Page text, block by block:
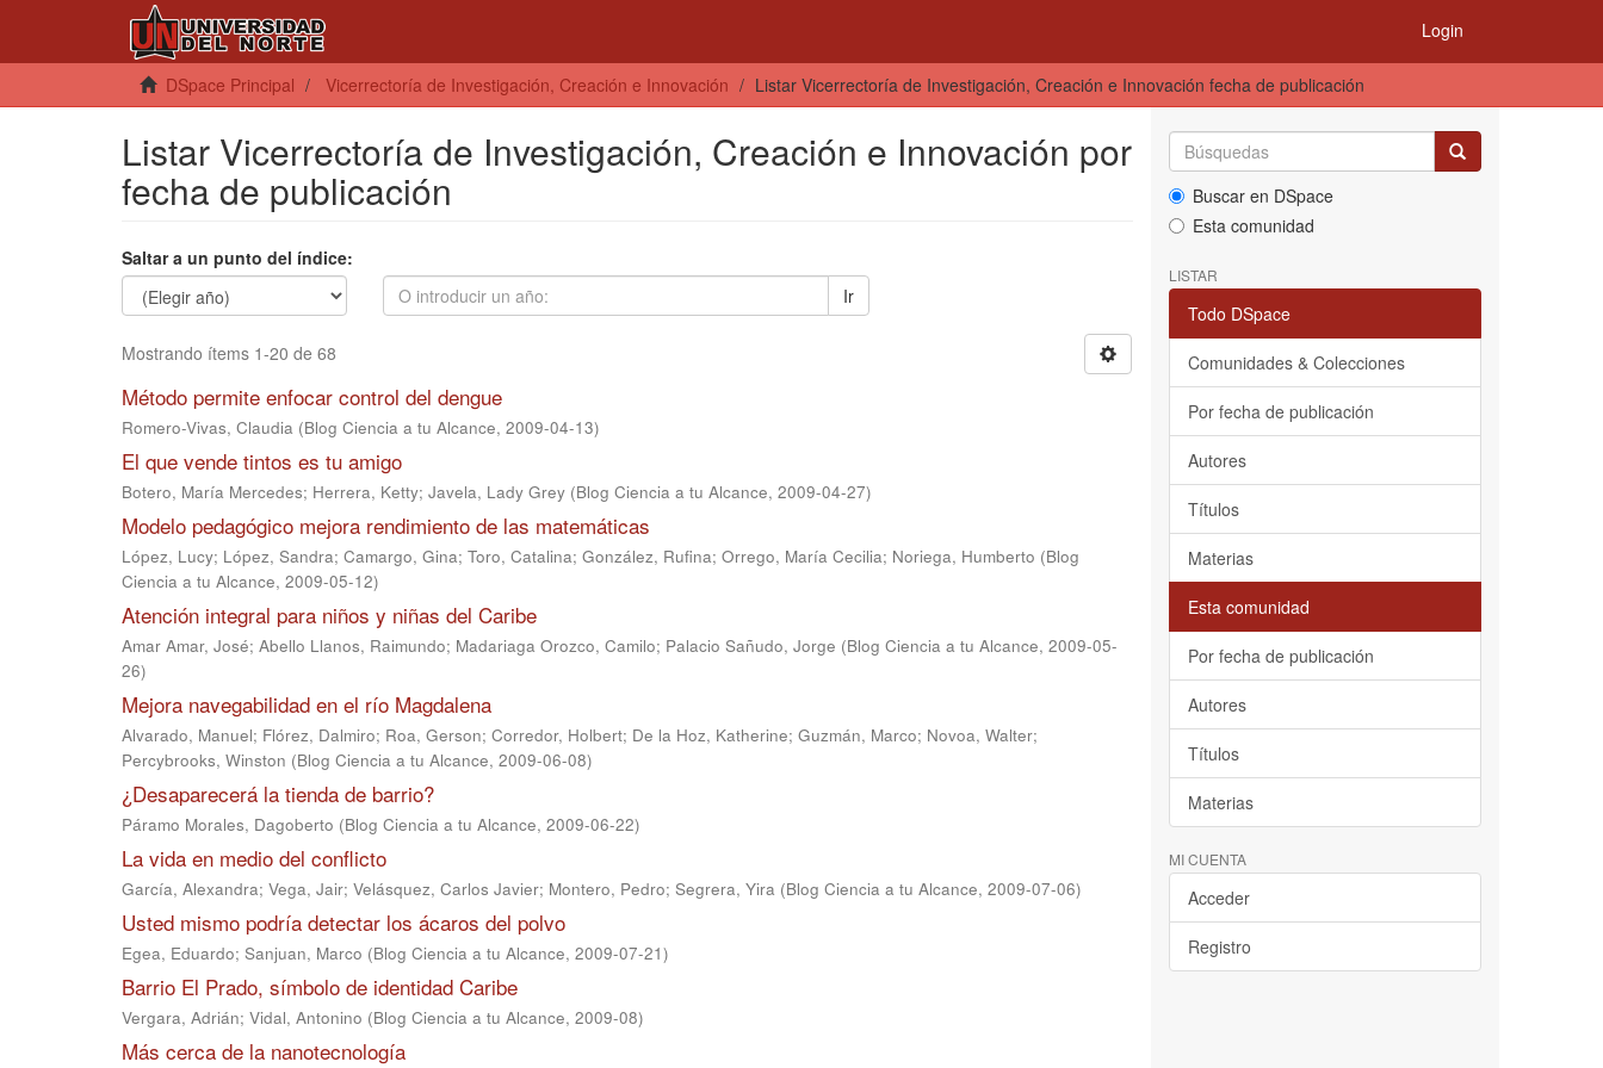
Login
DSpace Principal Vicerrectoría de Investigación, Creación e Innovación Listar Vicerrectoría de Investigación, Creación e Innovación fecha de publicación
Listar Vicerrectoría de Investigación, Creación e Innovación por
fecha de publicación
Saltar a un punto del índice:
Ir
Mostrando ítems 1-20 de 68
Método permite enfocar control del dengue
Romero-Vivas, Claudia (Blog Ciencia a tu Alcance, 2009-04-13)
El que vende tintos es tu amigo
Botero, María Mercedes; Herrera, Ketty; Javela, Lady Grey (Blog Ciencia a tu Alcance, 2009-04-27)
Modelo pedagógico mejora rendimiento de las matemáticas
López, Lucy; López, Sandra; Camargo, Gina; Toro, Catalina; González, Rufina; Orrego, María Cecilia; Noriega, Humberto (Blog
Ciencia a tu Alcance, 2009-05-12)
Atención integral para niños y niñas del Caribe
Amar Amar, José; Abello Llanos, Raimundo; Madariaga Orozco, Camilo; Palacio Sañudo, Jorge (Blog Ciencia a tu Alcance, 2009-05-
26)
Mejora navegabilidad en el río Magdalena
Alvarado, Manuel; Flórez, Dalmiro; Roa, Gerson; Corredor, Holbert; De la Hoz, Katherine; Guzmán, Marco; Novoa, Walter;
Percybrooks, Winston (Blog Ciencia a tu Alcance, 2009-06-08)
¿Desaparecerá la tienda de barrio?
Páramo Morales, Dagoberto (Blog Ciencia a tu Alcance, 2009-06-22)
La vida en medio del conflicto
García, Alexandra; Vega, Jair; Velásquez, Carlos Javier; Montero, Pedro; Segrera, Yira (Blog Ciencia a tu Alcance, 2009-07-06)
Usted mismo podría detectar los ácaros del polvo
Egea, Eduardo; Sanjuan, Marco (Blog Ciencia a tu Alcance, 2009-07-21)
Barrio El Prado, símbolo de identidad Caribe
Vergara, Adrián; Vidal, Antonino (Blog Ciencia a tu Alcance, 2009-08)
Más cerca de la nanotecnología
Buscar en DSpace
Esta comunidad
LISTAR
Todo DSpace
Comunidades & Colecciones
Por fecha de publicación
Autores
Títulos
Materias
Esta comunidad
Por fecha de publicación
Autores
Títulos
Materias
MI CUENTA
Acceder
Registro